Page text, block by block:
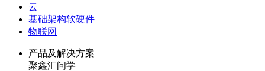
云
基础架构软硬件
物联网
产品及解决方案
聚鑫汇问学